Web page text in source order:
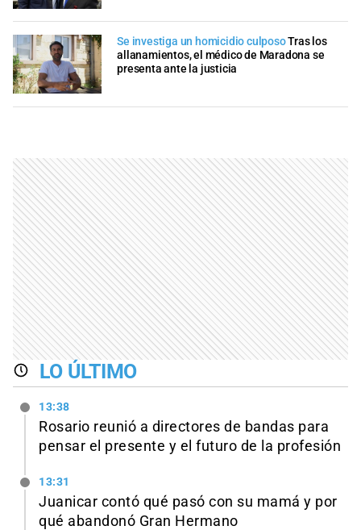
Se investiga un homicidio culposoTras los
allanamientos, el médico de Maradona se
presenta ante la justicia
LO ÚLTIMO
13:38
Rosario reunió a directores de bandas para
pensar el presente y el futuro de la profesión
13:31
Juanicar contó qué pasó con su mamá y por
qué abandonó Gran Hermano